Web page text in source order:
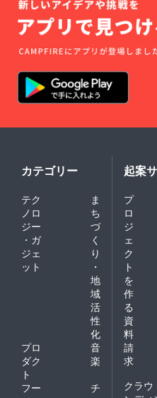
カテゴリー
テク
ノロ
ジー
・ガ
ジェ
ット
ま
ち
づ
く
り
・
地
域
活
性
化
プロ
ダク
ト
音
楽
フー
チ
起案
プ
ロ
ジ
ェ
ク
ト
を
作
る
資
料
請
求
クラウ